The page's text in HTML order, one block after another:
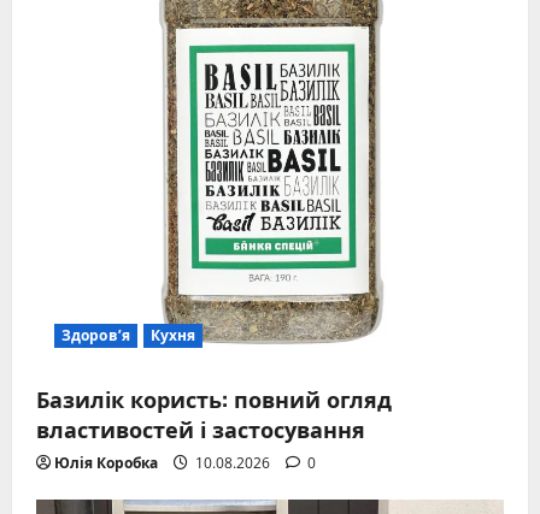
Здоров’я Кухня
Базилік користь: повний огляд
властивостей і застосування
Юлія Коробка 10.08.2026 0